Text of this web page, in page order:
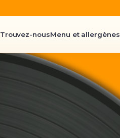
Trouvez-nousMenu et allergènes